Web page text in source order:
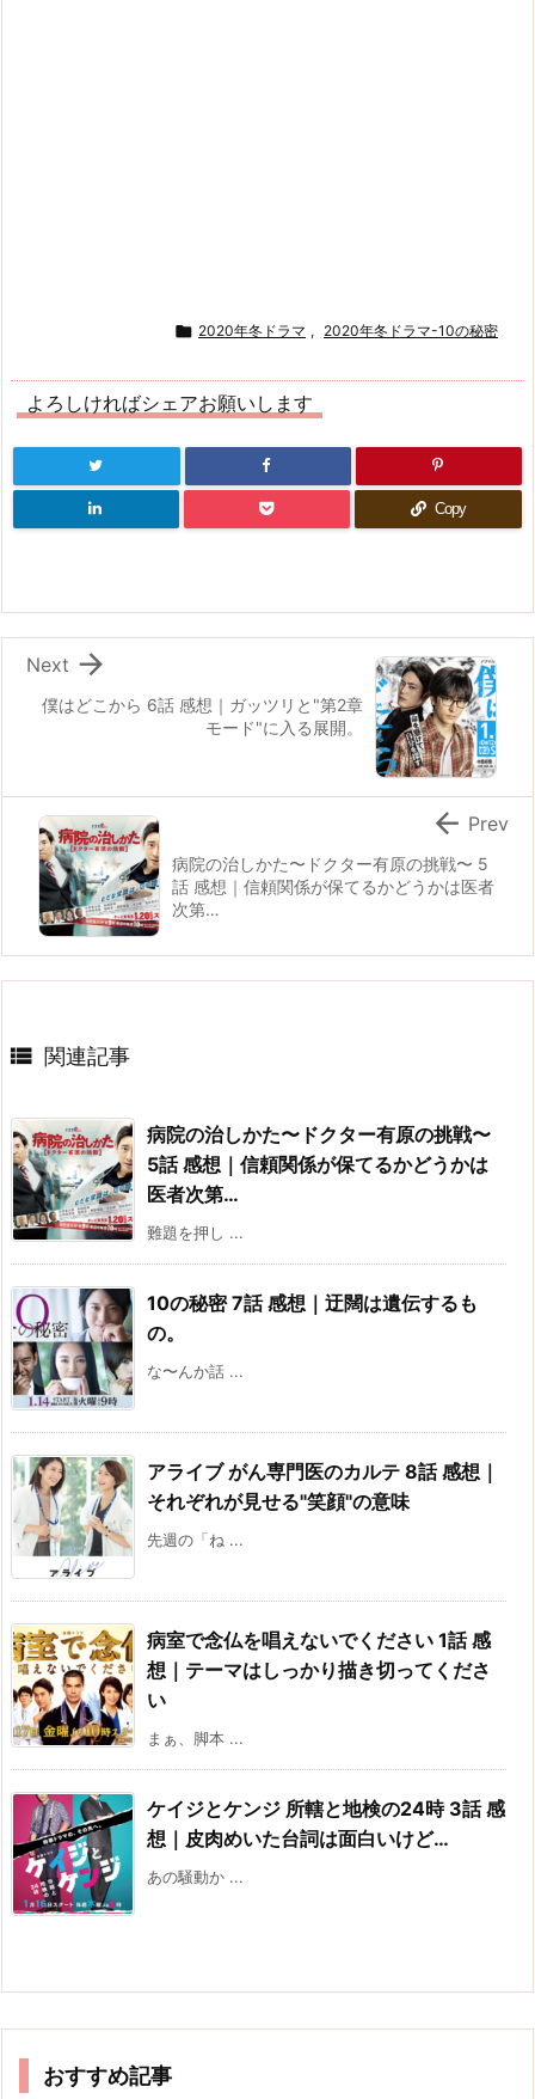
 2020年冬ドラマ , 2020年冬ドラマ-10の秘密
よろしければシェアお願いします
Copy
僕はどこから 6話 感想｜ガッツリと"第2章
モード"に入る展開。

Next
病院の治しかた〜ドクター有原の挑戦〜 5
話 感想｜信頼関係が保てるかどうかは医者
次第…
 Prev
 関連記事
病院の治しかた〜ドクター有原の挑戦〜
5話 感想｜信頼関係が保てるかどうかは
医者次第…
難題を押し ...
10の秘密 7話 感想｜迂闊は遺伝するも
の。
な〜んか話 ...
アライブ がん専門医のカルテ 8話 感想｜
それぞれが見せる"笑顔"の意味
先週の「ね ...
病室で念仏を唱えないでください 1話 感
想｜テーマはしっかり描き切ってくださ
い
まぁ、脚本 ...
ケイジとケンジ 所轄と地検の24時 3話 感
想｜皮肉めいた台詞は面白いけど…
あの騒動か ...
おすすめ記事